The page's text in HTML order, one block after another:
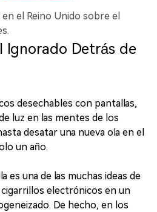
el Reino Unido sobre el
Ignorado Detrás de
desechables con pantallas,
luz en las mentes de los
desatar una nueva ola en el
un año.
es una de las muchas ideas de
cigarrillos electrónicos en un
De hecho, en los